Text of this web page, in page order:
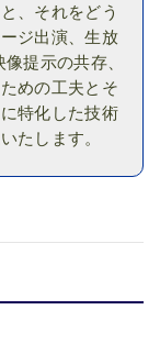
、それをどう
ジ出演、生放
提示の共存、
めの工夫とそ
特化した技術
たします。